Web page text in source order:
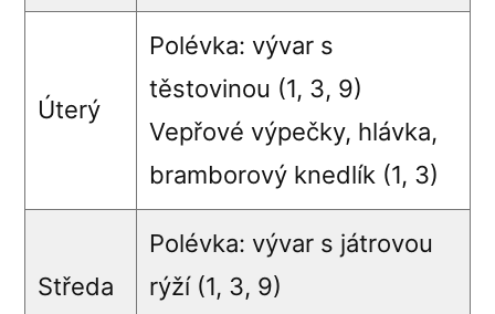
Úterý
Polévka: vývar s
těstovinou (1, 3, 9)
Vepřové výpečky, hlávka,
bramborový knedlík (1, 3)
Středa
Polévka: vývar s játrovou
rýží (1, 3, 9)